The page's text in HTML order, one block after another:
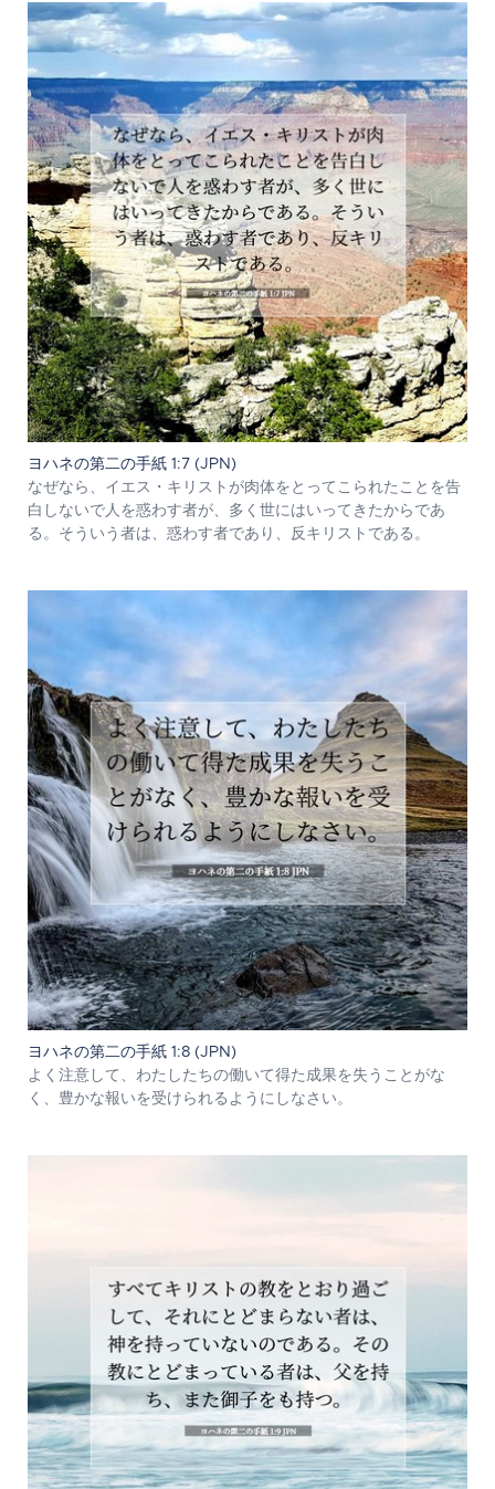
ヨハネの第二の手紙 1:7 (JPN)
なぜなら、イエス・キリストが肉体をとってこられたことを告
白しないで人を惑わす者が、多く世にはいってきたからであ
る。そういう者は、惑わす者であり、反キリストである。
ヨハネの第二の手紙 1:8 (JPN)
よく注意して、わたしたちの働いて得た成果を失うことがな
く、豊かな報いを受けられるようにしなさい。